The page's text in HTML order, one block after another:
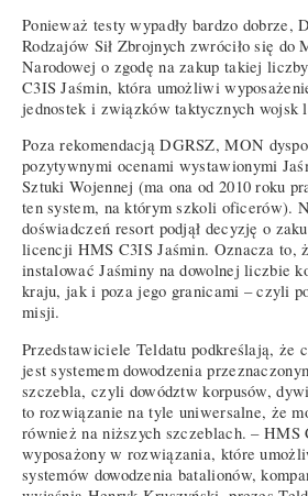
Ponieważ testy wypadły bardzo dobrze,
Rodzajów Sił Zbrojnych zwróciło się do
Narodowej o zgodę na zakup takiej
C3IS Jaśmin, która umożliwi
jednostek i związków taktycznych wojsk
Poza rekomendacją DGRSZ, MON
pozytywnymi ocenami wystawionymi
Sztuki Wojennej (ma ona od 2010 roku
ten system, na którym szkoli oficerów).
doświadczeń resort podjął decyzję o
licencji HMS C3IS Jaśmin. Oznacza to,
instalować Jaśminy na dowolnej liczbie
kraju, jak i poza jego granicami – czyli
misji.
Przedstawiciele Teldatu podkreślają, że
jest systemem dowodzenia
szczebla, czyli dowództw korpusów,
to rozwiązanie na tyle uniwersalne, że
również na niższych szczeblach. – HMS
wyposażony w rozwiązania, które
systemów dowodzenia batalionów,